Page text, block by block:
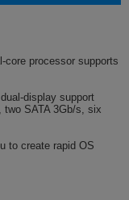
core processor supports
display support
SATA 3Gb/s, six
to create rapid OS